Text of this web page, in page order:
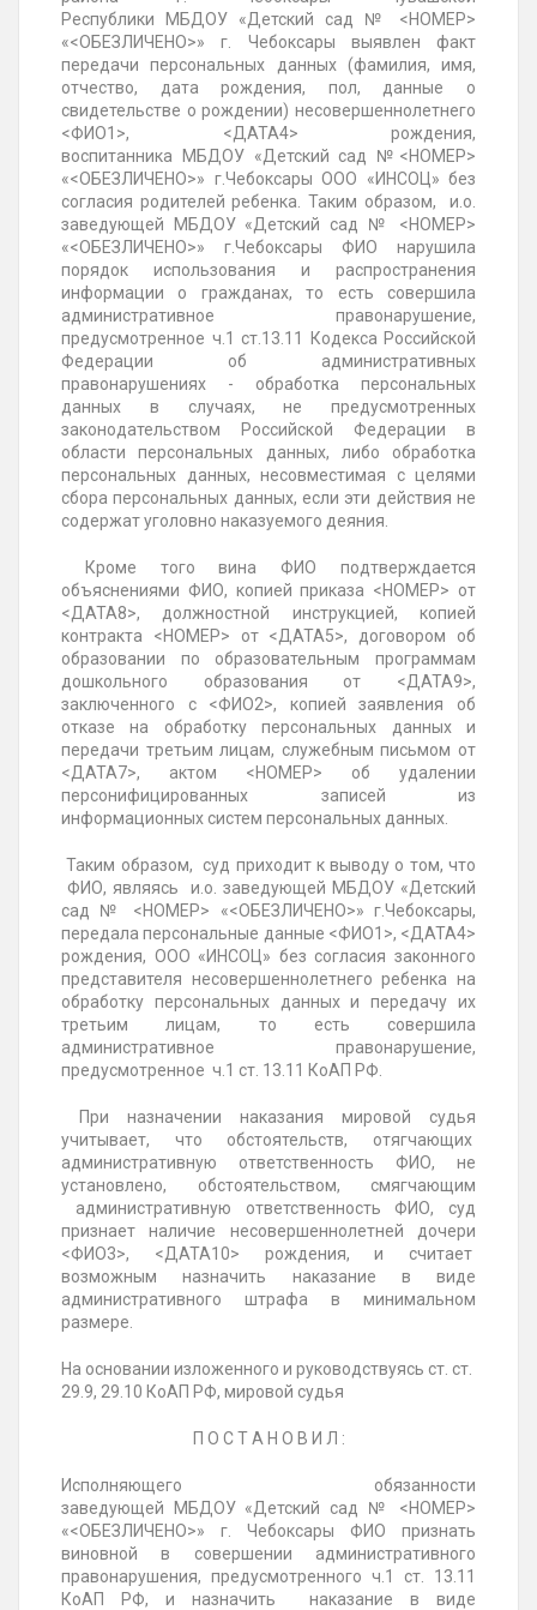
Республики
МБДОУ «Детский сад № <НОМЕР>
«<ОБЕЗЛИЧЕНО>» г. Чебоксары выявлен факт
передачи персональных данных (фамилия, имя,
отчество, дата рождения, пол, данные о
свидетельстве о рождении) несовершеннолетнего
<ФИО1>, <ДАТА4> рождения,
воспитанника
МБДОУ«Детский сад №<НОМЕР>
«<ОБЕЗЛИЧЕНО>» г.Чебоксары ООО «ИНСОЦ» без
согласия родителей ребенка. Таким образом, и.о.
заведующей
МБДОУ«Детский сад № <НОМЕР>
«<ОБЕЗЛИЧЕНО>» г.Чебоксары ФИО нарушила
порядок использования и распространения
информации о гражданах, то есть совершила
административное правонарушение,
предусмотренное ч.1 ст.13.11
Кодекса Российской
Федерации об административных
правонарушениях - обработка персональных
данных в случаях, не предусмотренных
законодательством Российской Федерации в
области персональных данных, либо обработка
персональных данных, несовместимая с целями
сбора персональных данных, если эти действия не
содержат уголовно наказуемого деяния.
Кроме того вина ФИО подтверждается
объяснениями ФИО, копией приказа <НОМЕР> от
<ДАТА8>, должностной инструкцией, копией
контракта <НОМЕР> от <ДАТА5>, договором об
образовании по образовательным программам
дошкольного образования от <ДАТА9>,
заключенного с <ФИО2>, копией заявления об
отказе на обработку персональных данных и
передачи третьим лицам, служебным письмом от
<ДАТА7>, актом <НОМЕР> об удалении
персонифицированных записей из
информационных систем персональных данных.
Таким образом, суд приходит к выводу о том, что
ФИО, являясь и.о. заведующей МБДОУ «Детский
сад № <НОМЕР> «<ОБЕЗЛИЧЕНО>» г.Чебоксары,
передала персональные данные <ФИО1>, <ДАТА4>
рождения, ООО «ИНСОЦ» без согласия законного
представителя несовершеннолетнего ребенка на
обработку персональных данных и передачу их
третьим лицам, то есть совершила
административное правонарушение,
предусмотренное ч.1 ст. 13.11 КоАП РФ.
При назначении наказания мировой судья
учитывает, что обстоятельств, отягчающих
административную ответственность ФИО, не
установлено, обстоятельством, смягчающим
административную ответственность ФИО, суд
признает наличие несовершеннолетней дочери
<ФИО3>, <ДАТА10> рождения, и считает
возможным назначить наказание в виде
административного штрафа в минимальном
размере.
На основании изложенного и руководствуясь ст. ст.
29.9, 29.10 КоАП РФ, мировой судья
П О С Т А Н О В И Л :
Исполняющего обязанности
заведующей
МБДОУ«Детский сад № <НОМЕР>
«<ОБЕЗЛИЧЕНО>» г. Чебоксары ФИО признать
виновной в совершении административного
правонарушения, предусмотренного ч.1 ст. 13.11
КоАП РФ, и назначить наказание в виде